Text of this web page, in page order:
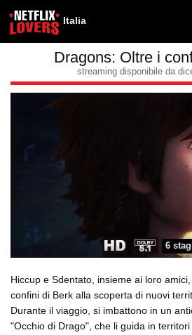
Italia
Dragons: Oltre i
streaming disponibile da
6
Hiccup e Sdentato, insieme ai loro
confini di Berk alla scoperta di nuovi
Durante il viaggio, si imbattono in un
"Occhio di Drago", che li guida in